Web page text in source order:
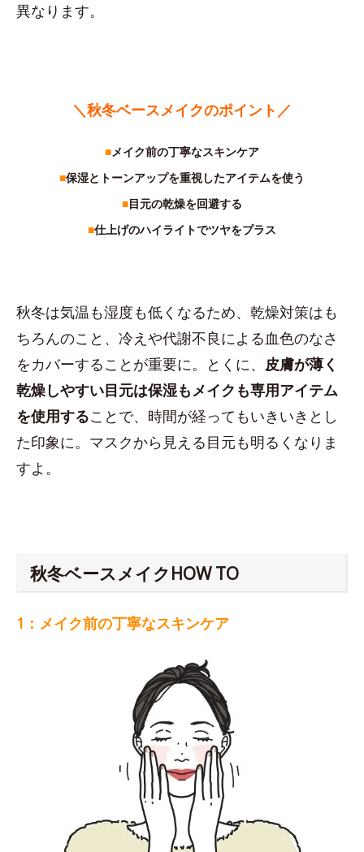
異なります。
＼秋冬ベースメイクのポイント／
■メイク前の丁寧なスキンケア
■保湿とトーンアップを重視したアイテムを使う
■目元の乾燥を回避する
■仕上げのハイライトでツヤをプラス
秋冬は気温も湿度も低くなるため、乾燥対策はも
ちろんのこと、冷えや代謝不良による血色のなさ
をカバーすることが重要に。とくに、 皮膚が薄く
乾燥しやすい目元は保湿もメイクも専用アイテム
を使用することで、時間が経ってもいきいきとし
た印象に。マスクから見える目元も明るくなりま
すよ。
秋冬ベースメイクHOW TO
1：メイク前の丁寧なスキンケア